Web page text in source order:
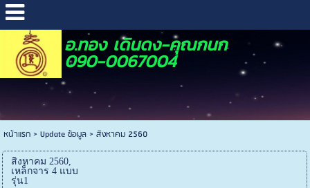
อ.ทอง เดินดง-คุณกนก
090-0067004
หน้าแรก> Update ข้อมูล> สิงหาคม 2560
สิงหาคม 2560,
เหล็กจาร 4 แบบ
รุ่น1